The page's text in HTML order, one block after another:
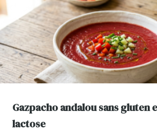
Gazpacho andalou sans gluten
lactose